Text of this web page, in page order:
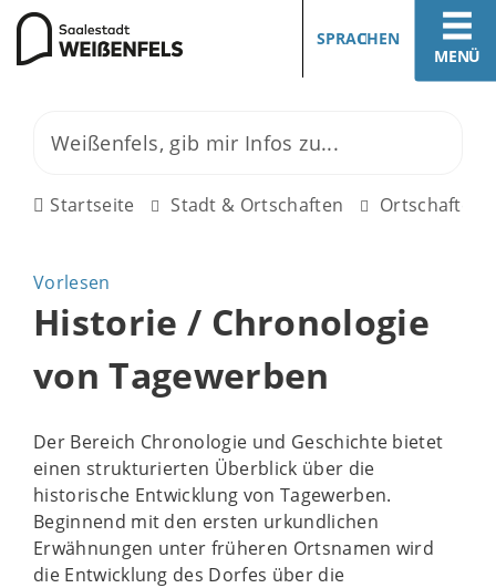
MENÜ
SPRACHEN
Startseite Stadt & Ortschaften Ortschaften
Vorlesen
Historie / Chronologie
von Tagewerben
Der Bereich Chronologie und Geschichte bietet
einen strukturierten Überblick über die
historische Entwicklung von Tagewerben.
Beginnend mit den ersten urkundlichen
Erwähnungen unter früheren Ortsnamen wird
die Entwicklung des Dorfes über die